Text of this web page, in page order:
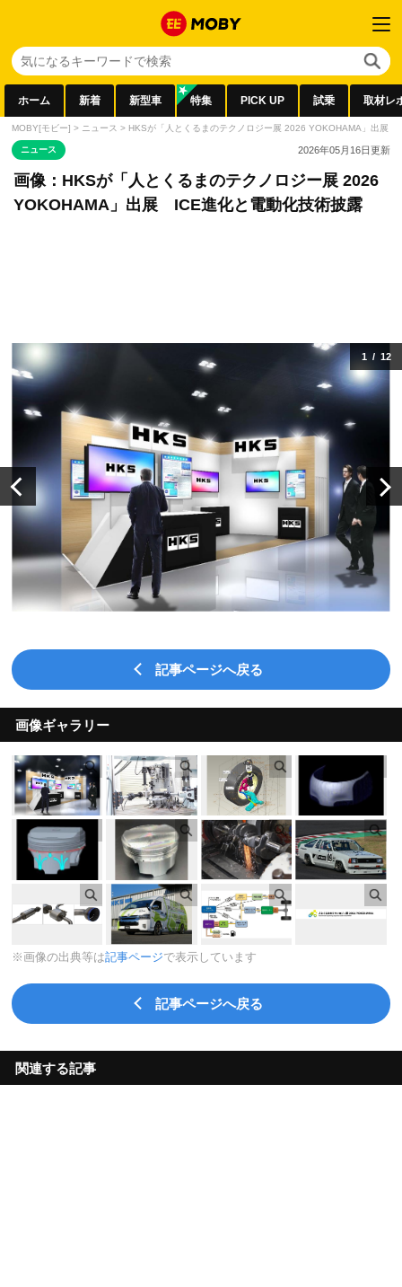
ホーム 新着 新型車 特集 PICK UP 試乗 取材レ
MOBY[モビー] > ニュース > HKSが「人とくるまのテクノロジー展 2026 YOKOHAMA」出展
ニュース 2026年05月16日更新
画像：HKSが「人とくるまのテクノロジー展 2026
YOKOHAMA」出展 ICE進化と電動化技術披露
1/ 12
記事ページへ戻る
画像ギャラリー
※画像の出典等は記事ページで表示しています
記事ページへ戻る
関連する記事